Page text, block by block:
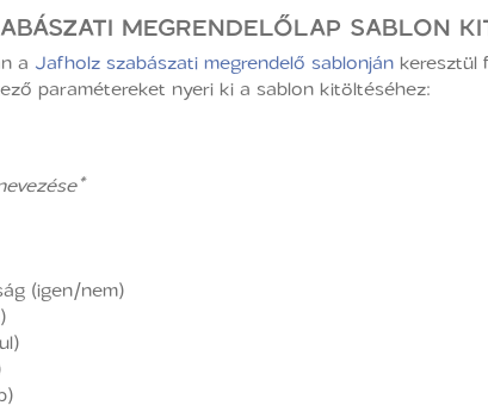
MEGRENDELŐLAP SABLON
a Jafholz szabászati megrendelő sablonján keresztül
paramétereket nyeri ki a sablon kitöltéséhez:
(igen/nem)